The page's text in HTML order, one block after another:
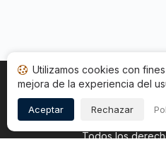
Inicio Estado opiniones
Copyright © 2026
Todos los
Utilizamos cookies con
mejora de la experiencia del
Aceptar Rechazar